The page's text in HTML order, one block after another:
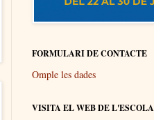
FORMULARI DE CONTACTE
Omple les dades
VISITA EL WEB DE L'ESCOLA